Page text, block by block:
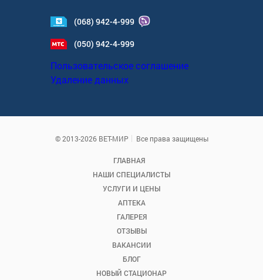
(068) 942-4-999
(050) 942-4-999
Пользовательское соглашение
Удаление данных
© 2013-2026 ВЕТ-МИР Все права защищены
ГЛАВНАЯ
НАШИ СПЕЦИАЛИСТЫ
УСЛУГИ И ЦЕНЫ
АПТЕКА
ГАЛЕРЕЯ
ОТЗЫВЫ
ВАКАНСИИ
БЛОГ
НОВЫЙ СТАЦИОНАР